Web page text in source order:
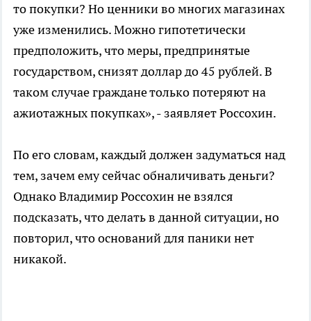
то покупки? Но ценники во многих магазинах
уже изменились. Можно гипотетически
предположить, что меры, предпринятые
государством, снизят доллар до 45 рублей. В
таком случае граждане только потеряют на
ажиотажных покупках», - заявляет Россохин.
По его словам, каждый должен задуматься над
тем, зачем ему сейчас обналичивать деньги?
Однако Владимир Россохин не взялся
подсказать, что делать в данной ситуации, но
повторил, что оснований для паники нет
никакой.